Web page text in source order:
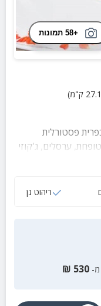
+58 תמונות
פסטורלית
ערסלים, ג'קוזי
ריהוט גן
530
₪